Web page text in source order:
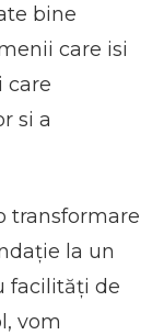
bine
care isi
care
si a
transformare
la un
facilități de
vom